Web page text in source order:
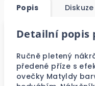
Popis Diskuze
Detailní popis
Ručně pletený
předené příze s
ovečky Matyldy